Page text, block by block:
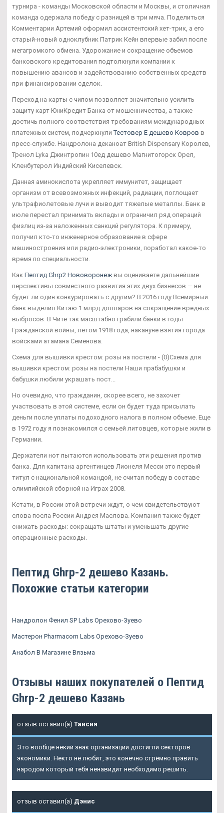
турнира - команды Московской области и Москвы, и столичная
команда одержала победу с разницей в три мяча. Поделиться
Комментарии Артемий оформил ассистентский хет-трик, а его
старый-новый одноклубник Патрик Кейн впервые забил после
мегагромкого обмена. Удорожание и сокращение объемов
банковского кредитования подтолкнули компании к
повышению авансов и задействованию собственных средств
при финансировании сделок.
Переход на карты с чипом позволяет значительно усилить
защиту карт ЮниКредит Банка от мошенничества, а также
достичь полного соответствия требованиям международных
платежных систем, подчеркнулиТестовер Е дешево Ковров в
пресс-службе. Нандролона деканоат British Dispensary Королев,
Тренол Lyka Джинтропин 10ед дешево Магнитогорск Орел,
Кленбутерол Индийский Киселевск.
Данная аминокислота укрепляет иммунитет, защищает
организм от всевозможных инфекций, радиации, поглощает
ультрафиолетовые лучи и выводит тяжелые металлы. Банк в
июле перестал принимать вклады и ограничил ряд операций
физлиц из-за наложенных санкций регулятора. К примеру,
получил кто-то инженерное образование в сфере
машиностроения или радио-электроники, поработал какое-то
время по специальности.
Как Пептид Ghrp2 Нововоронеж вы оцениваете дальнейшие
перспективы совместного развития этих двух бизнесов — не
будет ли один конкурировать с другим? В 2016 году Всемирный
банк выделил Китаю 1 млрд долларов на сокращение вредных
выбросов. В Чите так масштабно грабили банки в годы
Гражданской войны, летом 1918 года, накануне взятия города
войсками атамана Семенова.
Схема для вышивки крестом: розы на постели - (0)Схема для
вышивки крестом: розы на постели Наши прабабушки и
бабушки любили украшать пост...
Но очевидно, что гражданин, скорее всего, не захочет
участвовать в этой системе, если он будет туда присылать
деньги после уплаты подоходного налога в полном объеме. Еще
в 1972 году я познакомился с семьей литовцев, которые жили в
Германии.
Держатели нот пытаются использовать эти решения против
банка. Для капитана аргентинцев Лионеля Месси это первый
титул с национальной командой, не считая победу в составе
олимпийской сборной на Играх-2008.
Кстати, в России этой встречи ждут, о чем свидетельствуют
слова посла России Андрея Маслова. Компания также будет
снижать расходы: сокращать штаты и уменьшать другие
операционные расходы.
Пептид Ghrp-2 дешево Казань.
Похожие статьи категории
Нандролон Фенил SP Labs Орехово-Зуево
Мастерон Pharmacom Labs Орехово-Зуево
Анабол В Магазине Вязьма
Отзывы наших покупателей о Пептид
Ghrp-2 дешево Казань
отзыв оставил(а) Таисия
Это вообще некий знак организации достигли секторов
экономики. Некто не любит, это конечно стрёмно править
народом который тебя ненавидит необходимо решить.
отзыв оставил(а) Дэнис